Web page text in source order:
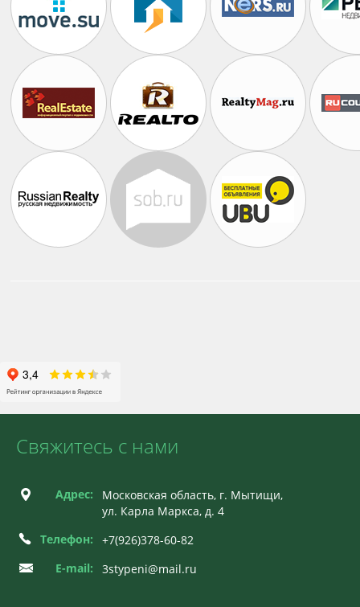
Свяжитесь с нами
Адрес:
Московская область, г. Мытищи,
ул. Карла Маркса, д. 4
Телефон:
+7(926)378-60-82
E-mail:
3stypeni@mail.ru